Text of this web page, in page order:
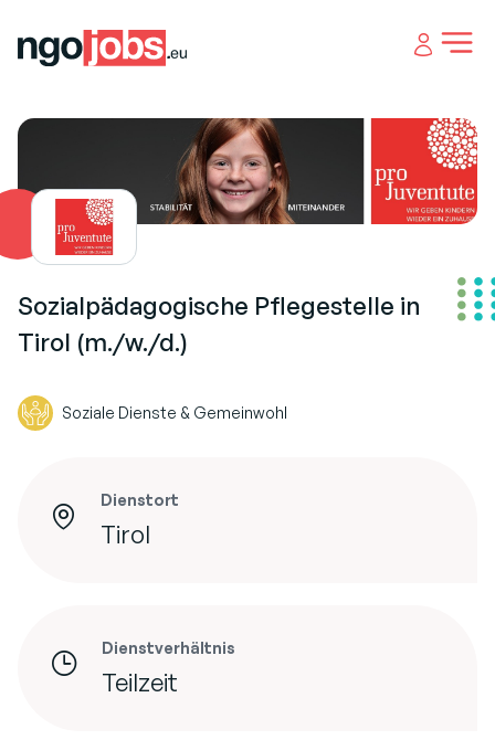
Open
Sozialpädagogische Pflegestelle in
Tirol (m./w./d.)
Soziale Dienste & Gemeinwohl
Dienstort
Tirol
Dienstverhältnis
Teilzeit